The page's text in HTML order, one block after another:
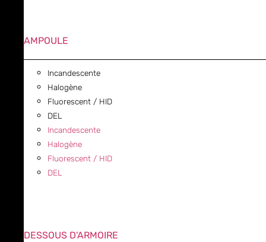
AMPOULE
Incandescente
Halogène
Fluorescent / HID
DEL
Incandescente
Halogène
Fluorescent / HID
DEL
DESSOUS D'ARMOIRE